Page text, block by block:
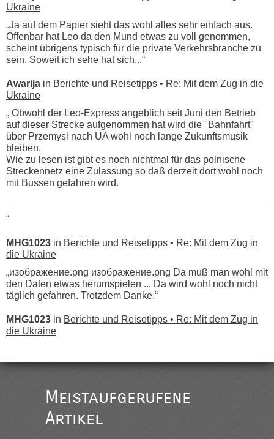
Ukraine
„Ja auf dem Papier sieht das wohl alles sehr einfach aus.
Offenbar hat Leo da den Mund etwas zu voll genommen,
scheint übrigens typisch für die private Verkehrsbranche zu
sein. Soweit ich sehe hat sich...“
Awarija in Berichte und Reisetipps • Re: Mit dem Zug in die
Ukraine
„ Obwohl der Leo-Express angeblich seit Juni den Betrieb
auf dieser Strecke aufgenommen hat wird die "Bahnfahrt"
über Przemysl nach UA wohl noch lange Zukunftsmusik
bleiben.
Wie zu lesen ist gibt es noch nichtmal für das polnische
Streckennetz eine Zulassung so daß derzeit dort wohl noch
mit Bussen gefahren wird.
“
MHG1023 in Berichte und Reisetipps • Re: Mit dem Zug in
die Ukraine
„изображение.png изображение.png Da muß man wohl mit
den Daten etwas herumspielen ... Da wird wohl noch nicht
täglich gefahren. Trotzdem Danke.“
MHG1023 in Berichte und Reisetipps • Re: Mit dem Zug in
die Ukraine
Ist korrekt, aber ich finde man hätte trotzdem im Text gleich
darauf hinweisen können.
War aber nicht "böse" gemeint ...
Meistaufgerufene
Artikel